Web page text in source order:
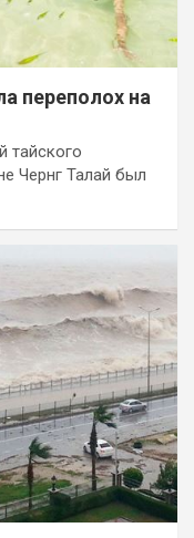
переполох на
тайского
Чернг Талай был